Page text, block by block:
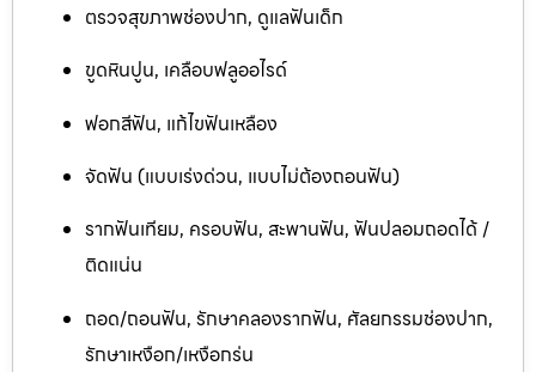
ตรวจสุขภาพช่องปาก, ดูแลฟันเด็ก
ขูดหินปูน, เคลือบฟลูออไรด์
ฟอกสีฟัน, แก้ไขฟันเหลือง
จัดฟัน (แบบเร่งด่วน, แบบไม่ต้องถอนฟัน)
รากฟันเทียม, ครอบฟัน, สะพานฟัน, ฟันปลอมถอดได้ /
ติดแน่น
ถอด/ถอนฟัน, รักษาคลองรากฟัน, ศัลยกรรมช่องปาก,
รักษาเหงือก/เหงือกร่น